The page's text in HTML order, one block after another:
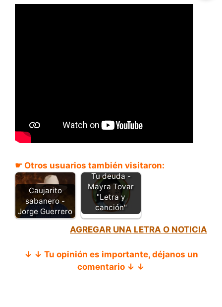
☛ Otros usuarios también visitaron:
Caujarito
sabanero -
Jorge Guerrero
Tu deuda -
Mayra Tovar
"Letra y
canción"
AGREGAR UNA LETRA O NOTICIA
↓ ↓ Tu opinión es importante, déjanos un
comentario ↓ ↓